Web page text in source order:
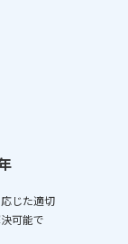
じた適切
可能で